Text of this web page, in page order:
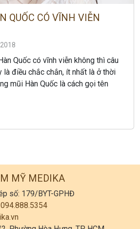
QUỐC CÓ VĨNH VIỄN
Quốc có vĩnh viễn không thì câu
là điều chắc chắn, ít nhất là ở thời
mũi Hàn Quốc là cách gọi tên
MỸ MEDIKA
số: 179/BYT-GPHĐ
094.888.5354